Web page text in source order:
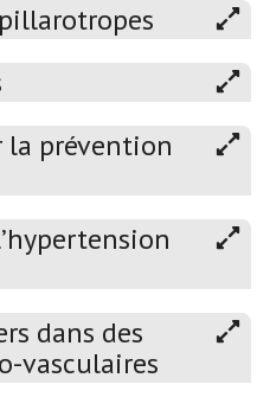
la prévention
dans des
vasculaires